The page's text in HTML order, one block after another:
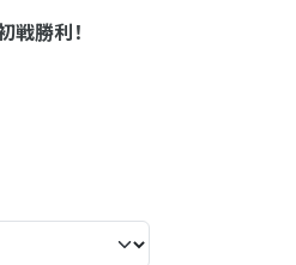
戦勝利！